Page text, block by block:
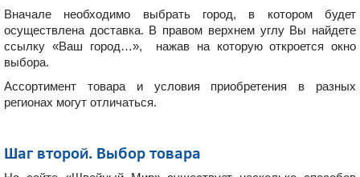
Вначале необходимо выбрать город, в котором будет
осуществлена доставка. В правом верхнем углу Вы найдете
ссылку «Ваш город…», нажав на которую откроется окно
выбора.
Ассортимент товара и условия приобретения в разных
регионах могут отличаться.
Шаг второй. Выбор товара